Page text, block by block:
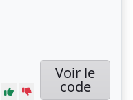
Voir le
code